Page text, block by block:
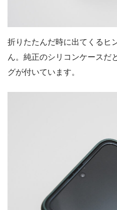
折りたたんだ時に出てくるヒ
ん。純正のシリコンケースだ
グが付いています。